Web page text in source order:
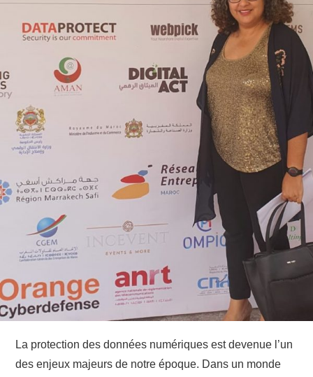
La protection des données numériques est devenue l’un
desenjeux majeurs de notre époque. Dans un monde